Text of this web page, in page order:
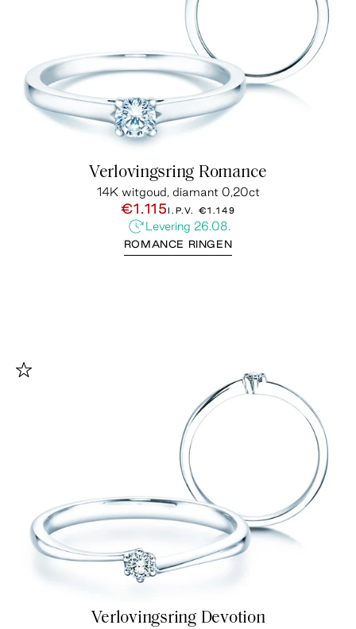
Verlovingsring Romance
14K witgoud, diamant 0,20ct
€1.115I.P.V. €1.149
Levering 26.08.
ROMANCE RINGEN
Verlovingsring Devotion